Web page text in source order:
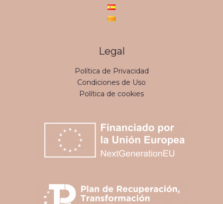
Legal
Política de Privacidad
Condiciones de Uso
Política de cookies